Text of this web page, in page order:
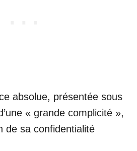
absolue, présentée sous
« grande complicité »,
de sa confidentialité